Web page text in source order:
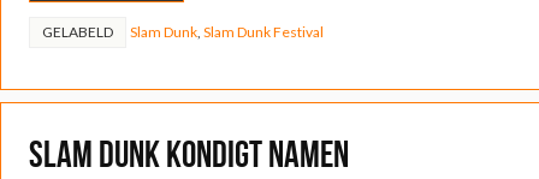
GELABELD Slam Dunk, Slam Dunk Festival
Slam Dunk kondigt namen